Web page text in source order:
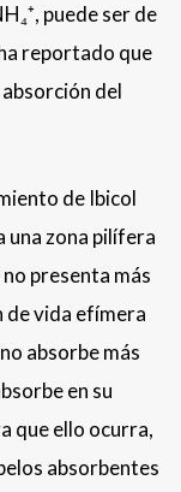
puede ser de
reportado que
del
de Ibicol
una zona pilífera
presenta más
de vida efímera
absorbe más
en su
que ello ocurra,
absorbentes